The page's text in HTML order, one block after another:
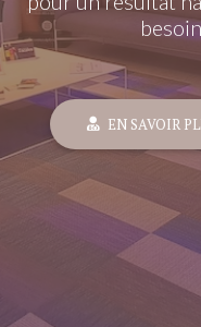
EN SAVOIR